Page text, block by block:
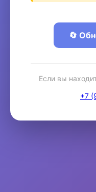
🔄
Если вы
+7